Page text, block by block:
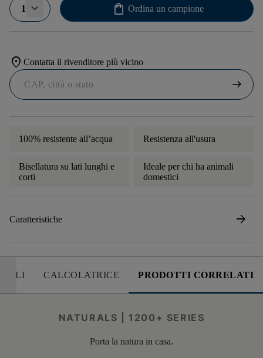
1 shopping_bag Ordina un campione
location_on Contatta il rivenditore più vicino
arrow_right_alt
100% resistente all’acqua Resistenza all'usura
Bisellatura su lati lunghi e
corti
Ideale per chi ha animali
domestici
Caratteristiche arrow_forward
CALCOLATRICE PRODOTTI CORRELATI
NATURALS | 1200+ SERIES
Porta la natura in casa.